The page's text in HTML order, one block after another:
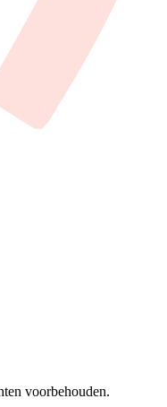
voorbehouden.